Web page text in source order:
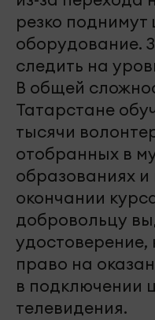
резко поднимут
оборудование.
следить на
В общей
Татарстане
тысячи
отобранных в
образованиях и
окончании
добровольцу
удостоверение,
право на
в подключении
телевидения.